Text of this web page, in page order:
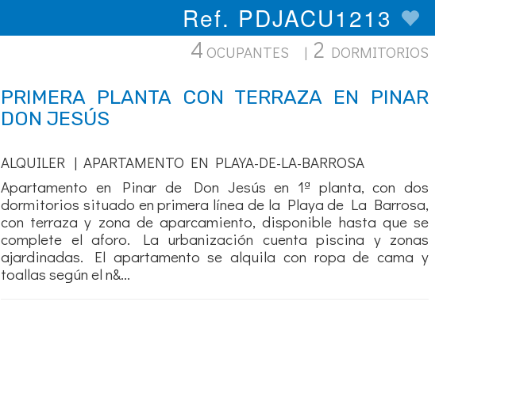
Ref. PDJACU1213
4 OCUPANTES | 2 DORMITORIOS
PRIMERA PLANTA CON TERRAZA EN PINAR
DON JESÚS
ALQUILER | APARTAMENTO EN PLAYA-DE-LA-BARROSA
Apartamento en Pinar de Don Jesús en 1ª planta, con dos
dormitorios situado en primera línea de la Playa de La Barrosa,
con terraza y zona de aparcamiento, disponible hasta que se
complete el aforo. La urbanización cuenta piscina y zonas
ajardinadas. El apartamento se alquila con ropa de cama y
toallas según el n&...